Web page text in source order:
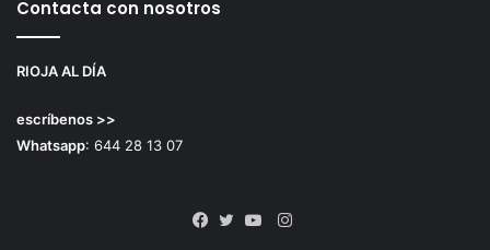
Contacta con nosotros
RIOJA AL DÍA
escríbenos >>
Whatsapp: 644 28 13 07
Instagram